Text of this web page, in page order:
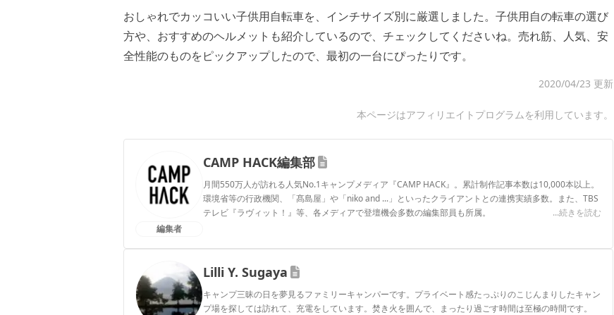
おしゃれでカッコいい子供用自転車を、インチサイズ別に厳選しました。子供用自の転車の選び
方や、おすすめのヘルメットも紹介しているので、チェックしてくださいね。売れ筋、人気、安
全性能のものをピックアップしたので、最初の一台にぴったりです。
2020/04/23 更新
本ページはアフィリエイトプログラムを利用しています。
編集者
CAMP HACK編集部
月間550万人が訪れる人気No.1キャンプメディア『CAMP HACK』。累計制作記事本数は10,000本以上。
環境省等の行政機関、「髙島屋」や「niko and ...」といったクライアントとの連携実績多数。また、TBS
テレビ『ラヴィット！』等、各メディアで登壇機会多数の編集部員も所属。
...続きを読む
Lilli Y. Sugaya
キャンプ三昧の日を夢見るファミリーキャンパーです。プライベート感たっぷりのこじんまりしたキャン
プ場を探しては訪れて、充電をしています。焚き火を囲んで、まったり過ごす時間は至極の時間です。